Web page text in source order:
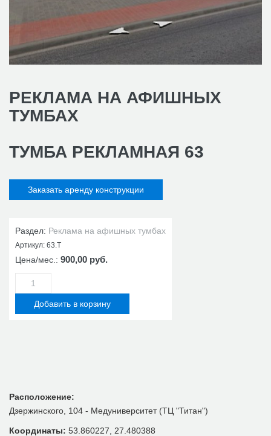
РЕКЛАМА НА АФИШНЫХ
ТУМБАХ
ТУМБА РЕКЛАМНАЯ 63
Заказать аренду конструкции
Раздел: Реклама на афишных тумбах
Артикул: 63.Т
Цена/мес.: 900,00 руб.
Расположение:
Дзержинского, 104 - Медуниверситет (ТЦ "Титан")
Координаты: 53.860227, 27.480388